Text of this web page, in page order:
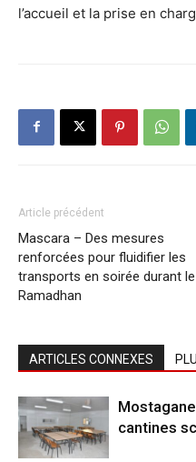
l’accueil et la prise en
Article précédent
Mascara – Des mesures
renforcées pour fluidifier les
transports en soirée durant le
Ramadhan
ARTICLES CONNEXES
cantines